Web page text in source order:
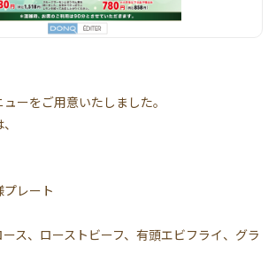
ーをご用意いたしました。
レート
ス、ローストビーフ、有頭エビフライ、グラ